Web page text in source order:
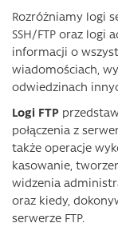
Rozróżniamy logi
SSH/FTP oraz logi
informacji o
wiadomościach,
odwiedzinach
Logi FTP
połączenia z
także operacje
kasowanie,
widzenia
oraz kiedy,
serwerze FTP.